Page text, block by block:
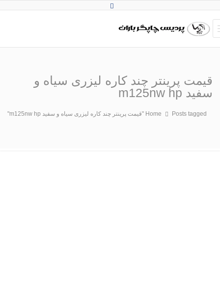
قیمت پرینتر چند کاره لیزری سیاه و
سفید m125nw hp
Home Posts tagged "قیمت پرینتر چند کاره لیزری سیاه و سفید m125nw hp"